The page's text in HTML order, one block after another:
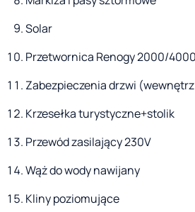
Solar
Przetwornica Renogy 2000/
Zabezpieczenia drzwi
Krzesełka turystyczne+stolik
Przewód zasilający 230V
Wąż do wody nawijany
Kliny poziomujące